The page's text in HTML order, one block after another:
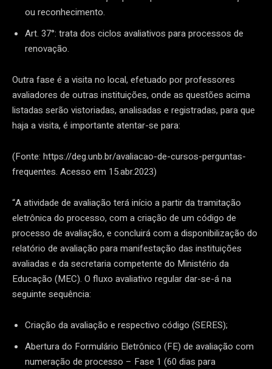
ou reconhecimento.
Art. 37°: trata dos ciclos avaliativos para processos de
renovação.
Outra fase é a visita no local, efetuado por professores
avaliadores de outras instituições, onde as questões acima
listadas serão vistoriadas, analisadas e registradas, para que
haja a visita, é importante atentar-se para:
(Fonte: https://deg.unb.br/avaliacao-de-cursos-perguntas-
frequentes. Acesso em 15.abr.2023)
“A atividade de avaliação terá início a partir da tramitação
eletrônica do processo, com a criação de um código de
processo de avaliação, e concluirá com a disponibilização do
relatório de avaliação para manifestação das instituições
avaliadas e da secretaria competente do Ministério da
Educação (MEC). O fluxo avaliativo regular dar-se-á na
seguinte sequência:
Criação da avaliação e respectivo código (SERES);
Abertura do Formulário Eletrônico (FE) de avaliação com
numeração de processo – Fase 1 (60 dias para